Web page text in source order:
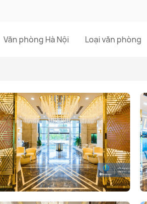
Văn phòng Hà Nội Loại văn phòng